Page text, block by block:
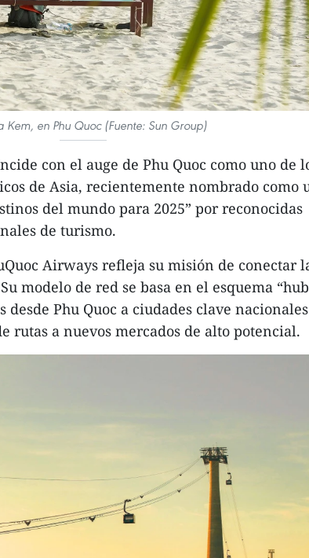
Kem, en Phu Quoc (Fuente: Sun Group)
con el auge de Phu Quoc como uno de
de Asia, recientemente nombrado como
del mundo para 2025” por reconocidas
de turismo.
Airways refleja su misión de conectar
modelo de red se basa en el esquema
desde Phu Quoc a ciudades clave
rutas a nuevos mercados de alto potencial.